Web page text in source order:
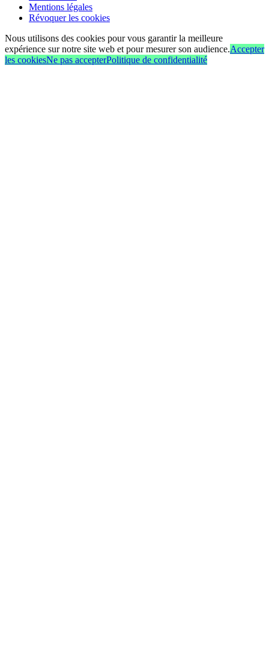
Mentions légales
Révoquer les cookies
Nous utilisons des cookies pour vous garantir la meilleure
expérience sur notre site web et pour mesurer son audience.Accepter
les cookiesNe pas accepterPolitique de confidentialité